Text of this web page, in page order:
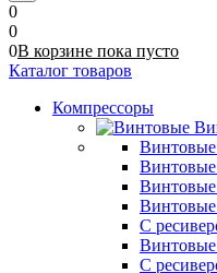
0
0
0В корзине пока пусто
Каталог товаров
Компрессоры
Винтовые
C
Винтовые
C